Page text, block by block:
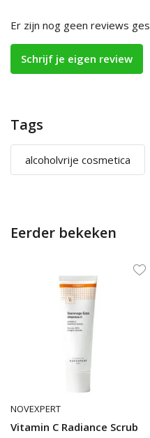
Er zijn nog geen reviews
Schrijf je eigen review
Tags
alcoholvrije cosmetica
Eerder bekeken
NOVEXPERT
Vitamin C Radiance Scrub